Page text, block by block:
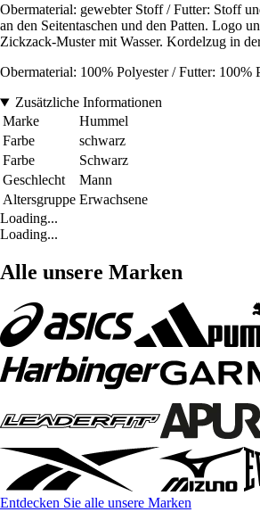
Obermaterial: gewebter Stoff / Futter: Stoff
an den Seitentaschen und den Patten. Logo
Zickzack-Muster mit Wasser. Kordelzug in
Obermaterial: 100% Polyester / Futter: 100%
Zusätzliche Informationen
Marke
Hummel
Farbe
schwarz
Farbe
Schwarz
Geschlecht
Mann
Altersgruppe Erwachsene
Loading...
Loading...
Alle unsere Marken
Entdecken Sie alle unsere Marken